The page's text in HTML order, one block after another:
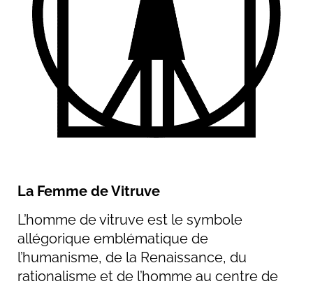
La Femme de Vitruve
L’homme de vitruve est le symbole
allégorique emblématique de
l’humanisme, de la Renaissance, du
rationalisme et de l’homme au centre de